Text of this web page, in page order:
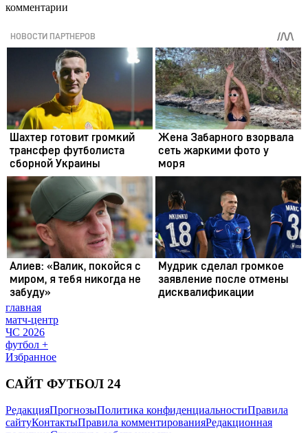
комментарии
главная
матч-центр
ЧС 2026
футбол +
Избранное
САЙТ ФУТБОЛ 24
РедакцияПрогнозыПолитика конфиденциальностиПравила
сайтуКонтактыПравила комментированияРедакционная